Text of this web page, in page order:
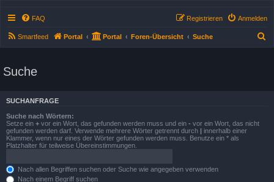
FAQ Anmelden
Registrieren
Smartfeed Portal Portal Foren-Übersicht Suche
Suche
SUCHANFRAGE
Suche nach Wörtern:
Setze ein + vor ein Wort, das gefunden werden muss und ein - vor ein Wort, das nicht
gefunden werden darf. Verwende mehrere Wörter getrennt durch | innerhalb einer
Klammer, wenn nur eines der Wörter gefunden werden muss. Benutze ein * als
Platzhalter für teilweise Übereinstimmungen.
Nach allen Begriffen suchen oder Suche wie angegeben verwenden
Nach einem Begriff suchen